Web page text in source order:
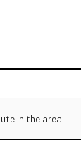
in the area.